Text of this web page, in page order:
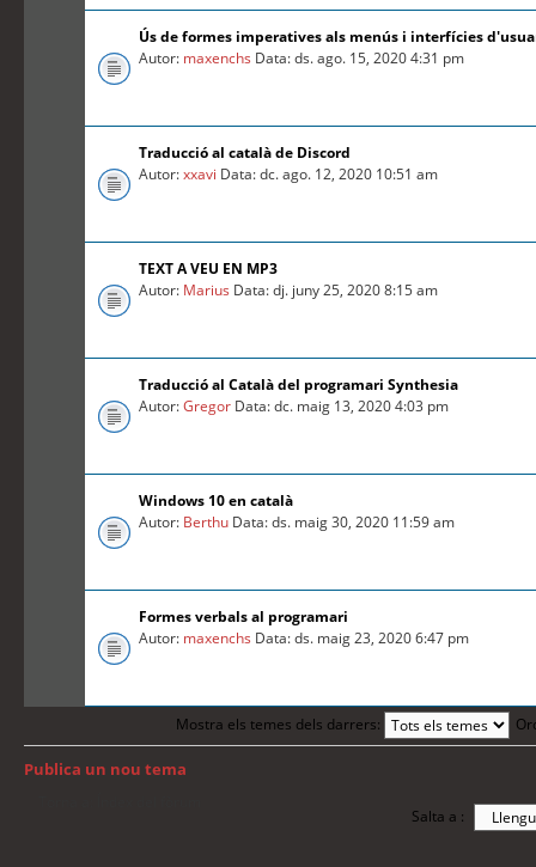
Ús de formes imperatives als menús i interfícies
Autor: maxenchs Data: ds. ago. 15, 2020 4:31 pm
Traducció al català de Discord
Autor:xxavi Data: dc. ago. 12, 2020 10:51 am
TEXT A VEU EN MP3
Autor: Marius Data: dj. juny 25, 2020 8:15 am
Traducció al Català del programari Synthesia
Autor:Gregor Data: dc. maig 13, 2020 4:03 pm
Windows 10 en català
Autor: Berthu Data: ds. maig 30, 2020 11:59 am
Formes verbals al programari
Autor: maxenchs Data: ds. maig 23, 2020 6:47 pm
Mostra els temes dels darrers:
Publica un nou tema
Salta a :